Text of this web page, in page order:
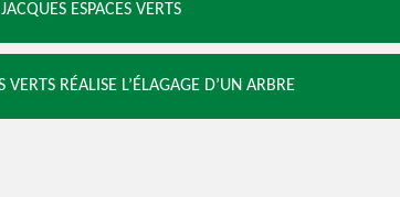
ESPACES VERTS
VERTS RÉALISE L’ÉLAGAGE D’UN ARBRE